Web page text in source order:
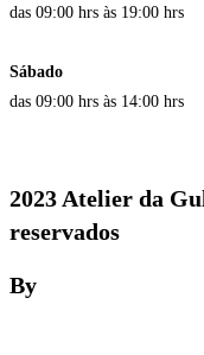
das 09:00 hrs às 19:00 hrs
Sábado
das 09:00 hrs às 14:00 hrs
2023 Atelier da
reservados
By